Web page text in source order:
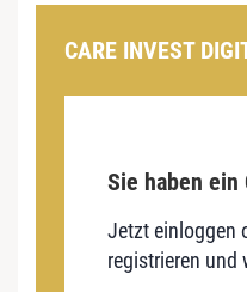
CARE INVEST
Sie haben ein
Jetzt einloggen
registrieren und